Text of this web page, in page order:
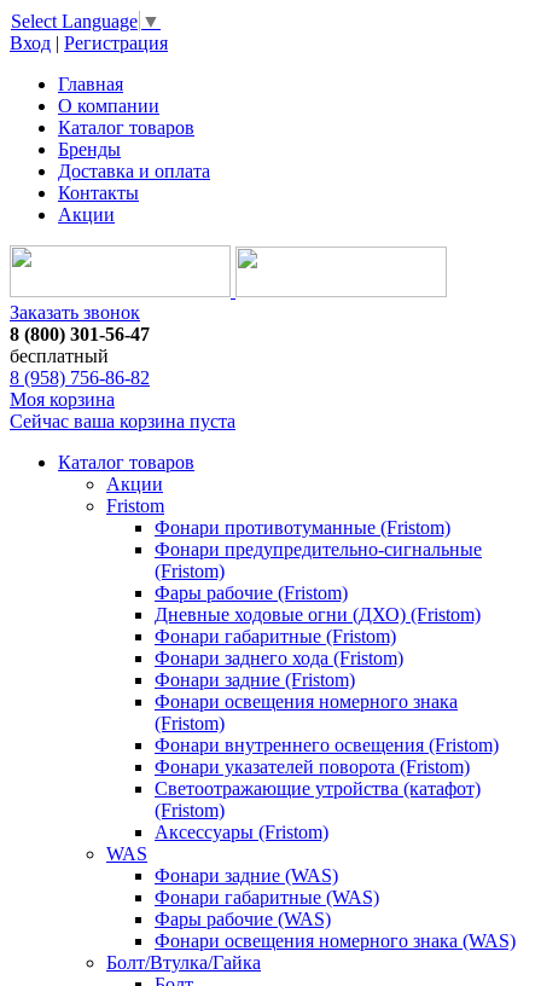
Select Language ▼
Вход | Регистрация
Главная
О компании
Каталог товаров
Бренды
Доставка и оплата
Контакты
Акции
Заказать звонок
8 (800) 301-56-47
бесплатный
8 (958) 756-86-82
Моя корзина
Сейчас ваша корзина пуста
Каталог товаров
Акции
Fristom
Фонари противотуманные (Fristom)
Фонари предупредительно-сигнальные
(Fristom)
Фары рабочие (Fristom)
Дневные ходовые огни (ДХО) (Fristom)
Фонари габаритные (Fristom)
Фонари заднего хода (Fristom)
Фонари задние (Fristom)
Фонари освещения номерного знака
(Fristom)
Фонари внутреннего освещения (Fristom)
Фонари указателей поворота (Fristom)
Светоотражающие утройства (катафот)
(Fristom)
Аксессуары (Fristom)
WAS
Фонари задние (WAS)
Фонари габаритные (WAS)
Фары рабочие (WAS)
Фонари освещения номерного знака (WAS)
Болт/Втулка/Гайка